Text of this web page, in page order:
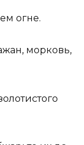
огне.
морковь,